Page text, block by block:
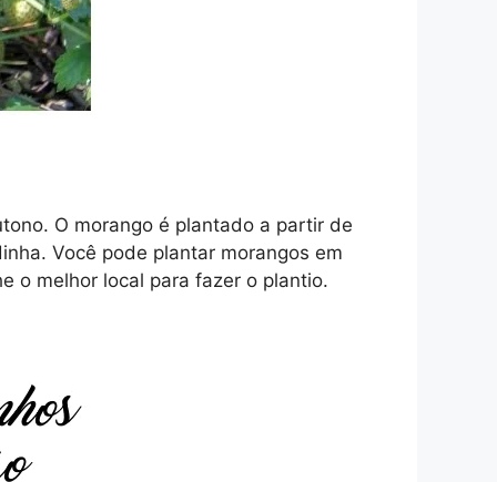
O morango é plantado a partir de
Você pode plantar morangos em
o melhor local para fazer o plantio.